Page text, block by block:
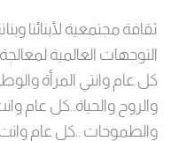
ثقافة مجتمعية لأبنائنا
التوجهات العالمية
كل عام وانتي المرأة
والروح والحياة..كل عام
والطموحات ..كل عام وانت